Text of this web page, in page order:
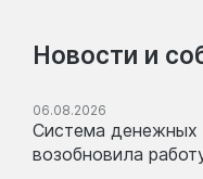
Новости и
06.08.2026
Система денежных
возобновила